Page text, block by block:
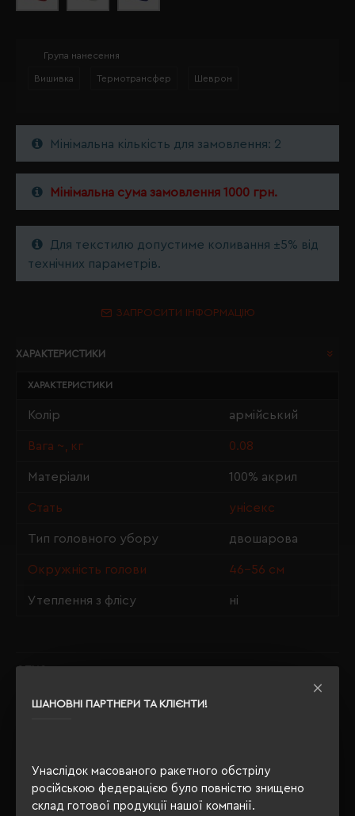
ШАНОВНІ ПАРТНЕРИ ТА КЛІЄНТИ!
Унаслідок масованого ракетного обстрілу
російською федерацією було повністю знищено
склад готової продукції нашої компанії.
Група нанесення
Вишивка Термотрансфер Шеврон
Мінімальна кількість для замовлення: 2
Мінімальна сума замовлення 1000 грн.
Для текстилю допустиме коливання ±5% від
технічних параметрів.
ЗАПРОСИТИ ІНФОРМАЦІЮ
ХАРАКТЕРИСТИКИ
ХАРАКТЕРИСТИКИ
Колір армійський
Вага ~, кг 0.08
Матеріали 100% акрил
Стать унісекс
Тип головного убору двошарова
Окружність голови 46-56 см
Утеплення з флісу ні
ОПИС
ВІДГУКИ
РЕКОМЕНДУЄМО